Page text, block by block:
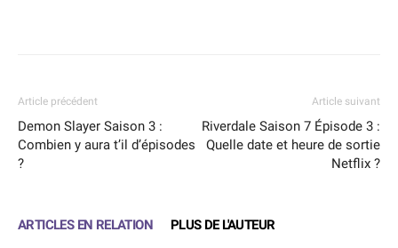
Article précédent
Demon Slayer Saison 3 :
Combien y aura t’il d’épisodes
?
Article suivant
Riverdale Saison 7 Épisode 3 :
Quelle date et heure de sortie
Netflix ?
ARTICLES EN RELATION PLUS DE L'AUTEUR